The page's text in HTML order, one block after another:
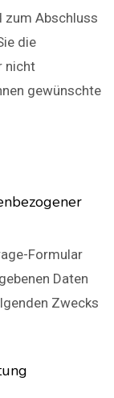
zum Abschluss
die
nicht
gewünschte
Formular
Daten
Zwecks